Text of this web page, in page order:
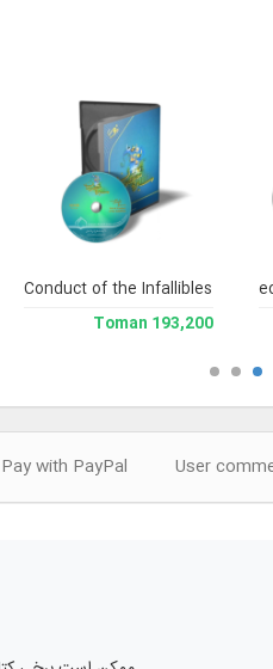
al-Fiqh (Encyclopedia of Legal
Conduct of the Infallibles
193,200 Toman
Pay with PayPal User